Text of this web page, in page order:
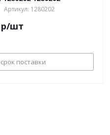
Артикул: 1280202
р/шт
поставки